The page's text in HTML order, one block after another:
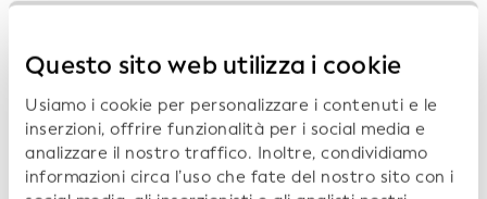
Questo sito web utilizza i cookie
Usiamo i cookie per personalizzare i contenuti e le
inserzioni, offrire funzionalità per i social media e
analizzare il nostro traffico. Inoltre, condividiamo
informazioni circa l’uso che fate del nostro sito con i
Nell'ambito della lotta contro il riciclaggio di denaro,
finanziari, oltre 200 organi di regolamentazione
finanziari hanno ora reso obbligatorio il codice LEI tra
le persone giuridiche che operano nei mercati dei
capitali. Il sistema si sta ora espandendo oltre l'uso
regolamentato e si sta rifocalizzando sull'aiutare le